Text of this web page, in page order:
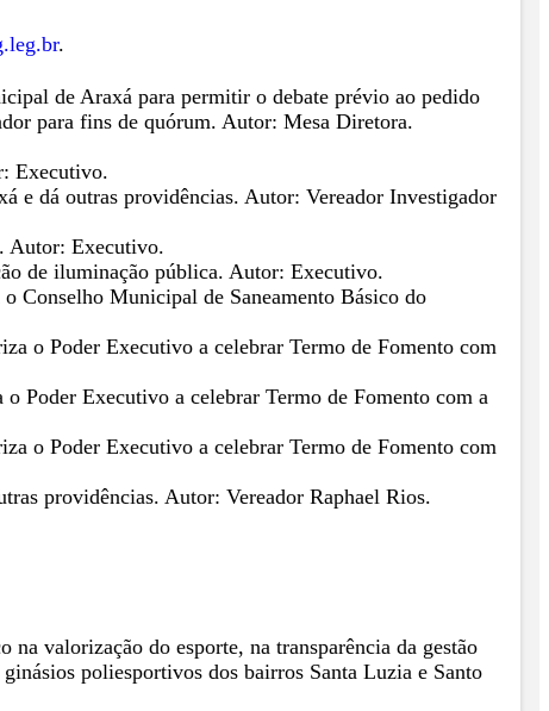
.
de Araxá para permitir o debate prévio ao pedido
para fins de quórum. Autor: Mesa Diretora.
Executivo.
e dá outras providências. Autor: Vereador Investigador
Autor: Executivo.
de iluminação pública. Autor: Executivo.
Conselho Municipal de Saneamento Básico do
o Poder Executivo a celebrar Termo de Fomento com
Poder Executivo a celebrar Termo de Fomento com a
o Poder Executivo a celebrar Termo de Fomento com
providências. Autor: Vereador Raphael Rios.
valorização do esporte, na transparência da gestão
poliesportivos dos bairros Santa Luzia e Santo